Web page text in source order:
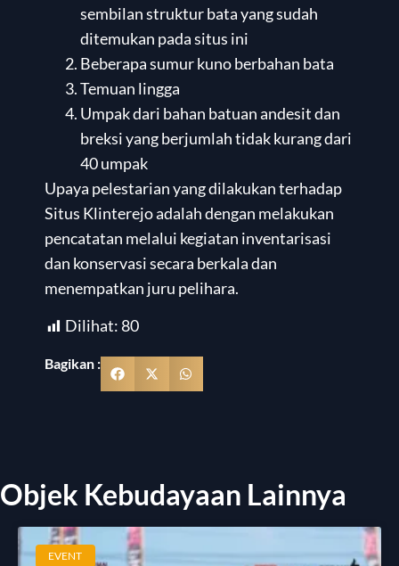
sembilan struktur bata yang sudah
ditemukan pada situs ini
Beberapa sumur kuno berbahan bata
Temuan lingga
Umpak dari bahan batuan andesit dan
breksi yang berjumlah tidak kurang dari
40 umpak
Upaya pelestarian yang dilakukan terhadap
Situs Klinterejo adalah dengan melakukan
pencatatan melalui kegiatan inventarisasi
dan konservasi secara berkala dan
menempatkan juru pelihara.
Dilihat:80
Bagikan :
Objek Kebudayaan Lainnya
EVENT